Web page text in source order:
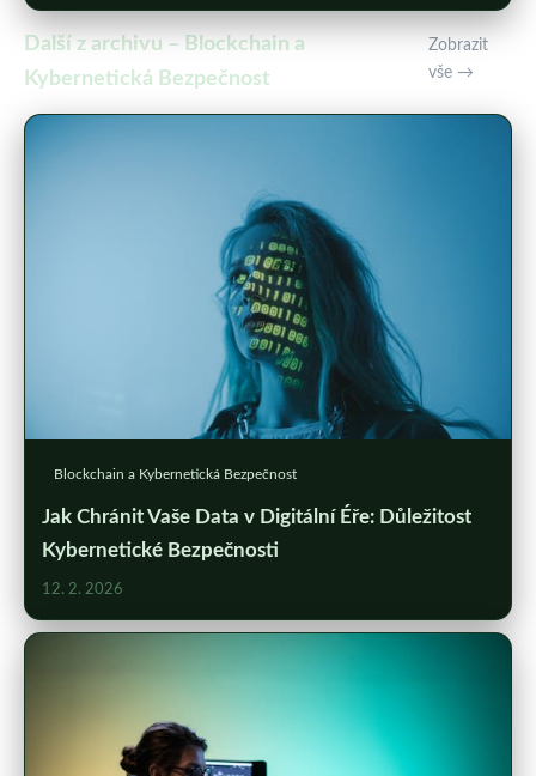
Další z archivu – Blockchain a
Kybernetická Bezpečnost
Zobrazit
vše →
Blockchain a Kybernetická Bezpečnost
Jak Chránit Vaše Data v Digitální Éře: Důležitost
Kybernetické Bezpečnosti
12. 2. 2026